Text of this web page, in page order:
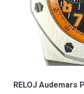
RELOJ Audemars